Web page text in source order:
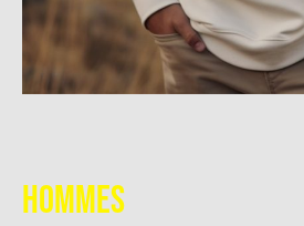
Hommes